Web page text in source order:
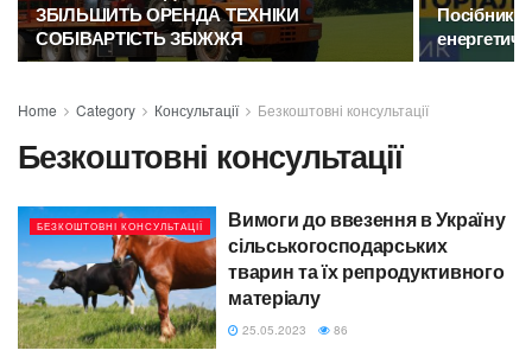
ЗБІЛЬШИТЬ ОРЕНДА ТЕХНІКИ
СОБІВАРТІСТЬ ЗБІЖЖЯ
Посібник
Home Category Консультації Безкоштовні консультації
Безкоштовні консультації
БЕЗКОШТОВНІ КОНСУЛЬТАЦІЇ
Вимоги до ввезення в Україну
сільськогосподарських
тварин та їх репродуктивного
матеріалу
25.05.2023 86